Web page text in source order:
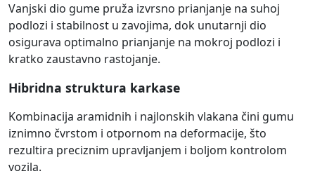
Vanjski dio gume pruža izvrsno prianjanje na suhoj
podlozi i stabilnost u zavojima, dok unutarnji dio
osigurava optimalno prianjanje na mokroj podlozi i
kratko zaustavno rastojanje.
Hibridna struktura karkase
Kombinacija aramidnih i najlonskih vlakana čini gumu
iznimno čvrstom i otpornom na deformacije, što
rezultira preciznim upravljanjem i boljom kontrolom
vozila.